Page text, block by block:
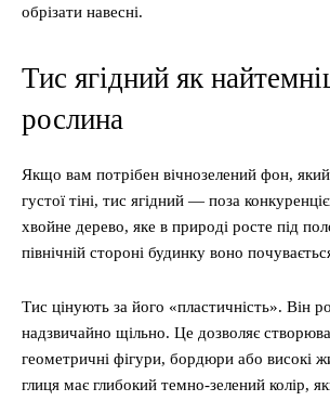
обрізати навесні.
Тис ягідний як
рослина
Якщо вам потрібен вічнозелений фон, який
густої тіні, тис ягідний — поза
хвойне дерево, яке в природі росте під
північній стороні будинку воно
Тис цінують за його «пластичність». Він
надзвичайно щільно. Це дозволяє
геометричні фігури, бордюри або високі
глиця має глибокий темно-зелений колір,